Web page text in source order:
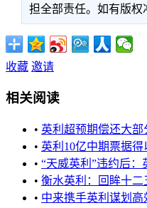
担全部责任。如有版权
收藏 邀请
相关阅读
• 英利超预期偿还大部
• 英利10亿中期票据得
• “天威英利”违约后：
• 衡水英利：回眸十
• 中来携手英利谋划高